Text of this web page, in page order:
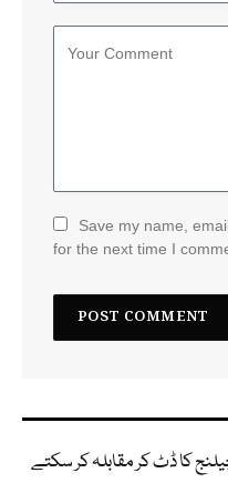
Save my name,
for the next time I
کا ڈٹ کر مقابلہ کر سکتے